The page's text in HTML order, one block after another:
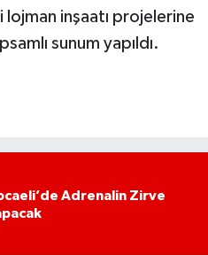
inşaatı projelerine
sunum yapıldı.
Adrenalin Zirve